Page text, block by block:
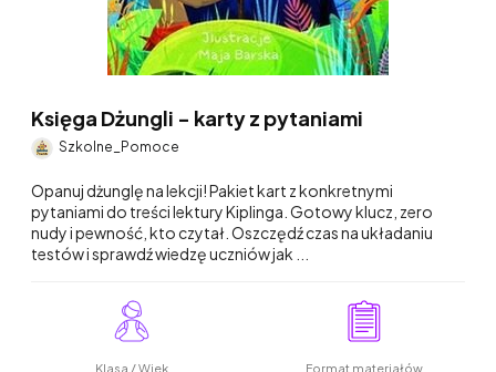
Księga Dżungli - karty z pytaniami
Szkolne_Pomoce
Opanuj dżunglę na lekcji! Pakiet kart z konkretnymi
pytaniami do treści lektury Kiplinga. Gotowy klucz, zero
nudy i pewność, kto czytał. Oszczędź czas na układaniu
testów i sprawdź wiedzę uczniów jak ...
Klasa / Wiek Format materiałów